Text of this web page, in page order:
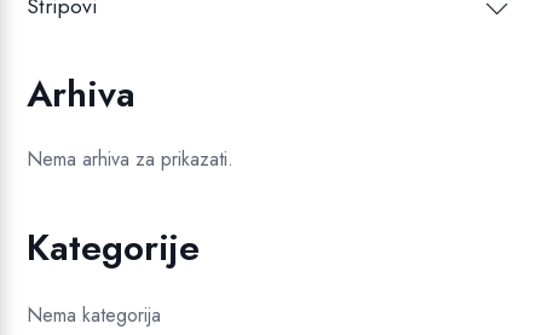
Arhiva
Nema arhiva za prikazati.
Kategorije
Nema kategorija